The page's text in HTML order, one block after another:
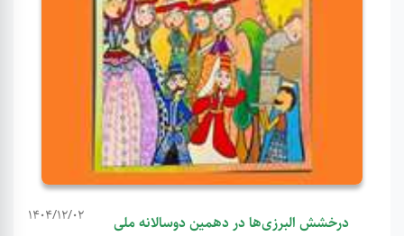
1404/12/02
درخشش البرزی‌ها در دهمین دوسالانه ملی